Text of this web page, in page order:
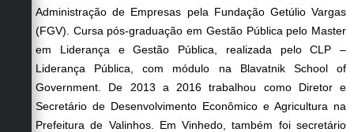
Arquivos para Download
Galeria de Vídeos
Legislação
Administração de Empresas pela Fundação Getúlio Vargas
(FGV). Cursa pós-graduação em Gestão Pública pelo Master
em Liderança e Gestão Pública, realizada pelo CLP –
Liderança Pública, com módulo na Blavatnik School of
Government. De 2013 a 2016 trabalhou como Diretor e
Secretário de Desenvolvimento Econômico e Agricultura na
Prefeitura de Valinhos. Em Vinhedo, também foi secretário